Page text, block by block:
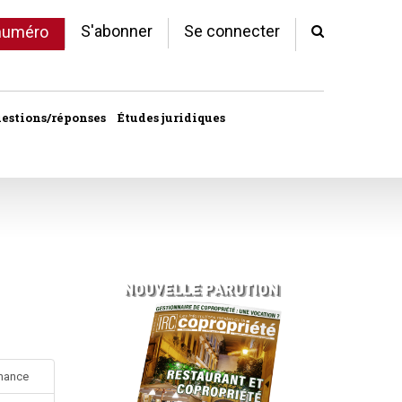
S'abonner Se connecter
réponses Études juridiques